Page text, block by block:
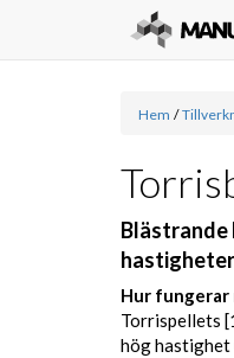
Hem /
Hur fungerar
Torrispellets
hög